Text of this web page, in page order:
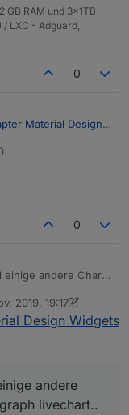
RAM und 3x1TB
/ LXC - Adguard,
0
Material Design
Material Design
Werte im History
nicht das das mit
nur empfehlen, dass
;)
0
einige andere Chart
2019, 19:17
Scrounger11. Dez.
Design Widgets
andere
livechart..